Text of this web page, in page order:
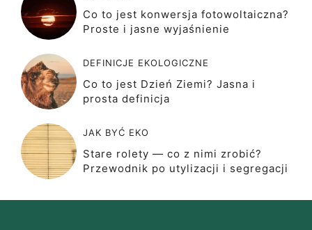
Co to jest konwersja fotowoltaiczna?
Proste i jasne wyjaśnienie
DEFINICJE EKOLOGICZNE
Co to jest Dzień Ziemi? Jasna i
prosta definicja
JAK BYĆ EKO
Stare rolety — co z nimi zrobić?
Przewodnik po utylizacji i segregacji